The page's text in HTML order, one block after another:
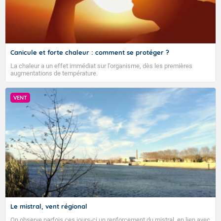
Canicule et forte chaleur : comment se protéger ?
La chaleur a un effet immédiat sur l’organisme, dès les premières
augmentations de température.
VENT
Le mistral, vent régional